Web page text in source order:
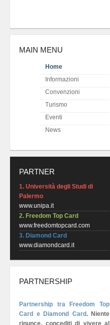
MAIN MENU
Home
Informazioni
Convenzioni
Turismo
Eventi
News
PARTNER
1. Università degli Studi di
Palermo
www.unipa.it
2. Freedom Top Card
www.freedomtopcard.com
3. Diamond Card
www.diamondcard.it
PARTNERSHIP
Partnership tra Freedom Top
Card e Diamond Card. Niente
rinunce, concediti di vivere al